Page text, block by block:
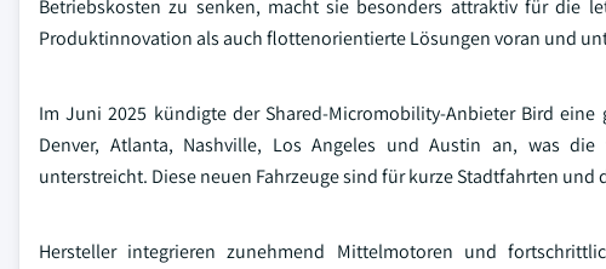
Betriebskosten zu senken, macht sie besonders attraktiv für die
Produktinnovation als auch flottenorientierte Lösungen voran und
Im Juni 2025 kündigte der Shared-Micromobility-Anbieter Bird
Denver, Atlanta, Nashville, Los Angeles und Austin an, was
unterstreicht. Diese neuen Fahrzeuge sind für kurze Stadtfahrten
Hersteller integrieren zunehmend Mittelmotoren und